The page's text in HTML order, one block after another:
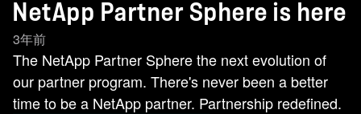
数据中心的复杂组合 在NetApp 合作伙伴 是我们
如何为客户提供价值 的核心 Partner Sphere 是我
们合作伙伴计划的新发展 可帮助您了解数字化转
型的挑战 并从中获利 这是一个有凝聚力的计划
可为您提供可预测的路线图 让您可以灵活地满足
NetApp Partner Sphere is here
3年前
The NetApp Partner Sphere the next evolution of
our partner program. There's never been a better
time to be a NetApp partner. Partnership redefined.